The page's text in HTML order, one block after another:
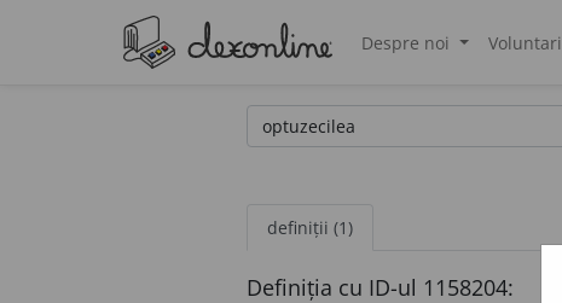
Despre noi Voluntari
definiții (1)
Definiția cu ID-ul 1158204: